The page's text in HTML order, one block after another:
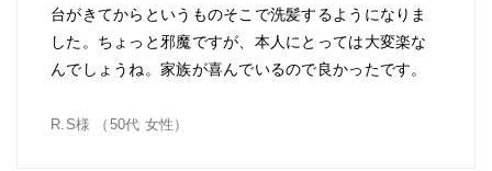
台がきてからというものそこで洗髪するようになりま
した。ちょっと邪魔ですが、本人にとっては大変楽な
んでしょうね。家族が喜んでいるので良かったです。
R.S様 （50代 女性）